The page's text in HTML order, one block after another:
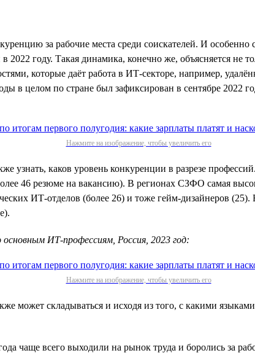
за рабочие места среди соискателей. И
2022 году. Такая динамика, конечно же, объясняется
которые даёт работа в ИТ-секторе, например,
в целом по стране был зафиксирован в сентябре
Нажмите на изображение, чтобы увеличить его
узнать, каков уровень конкуренции в разрезе
46 резюме на вакансию). В регионах СЗФО самая
ИТ-отделов (более 26) и тоже гейм-дизайнеров (25).
основным ИТ-профессиям, Россия, 2023 год:
Нажмите на изображение, чтобы увеличить его
может складываться и исходя из того, с какими
чаще всего выходили на рынок труда и боролись за